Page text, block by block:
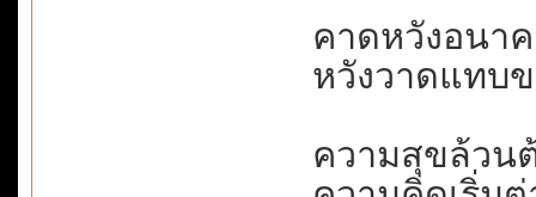
คาดหวังอนา
หวังวาดแทบ
ความสุขล้วน